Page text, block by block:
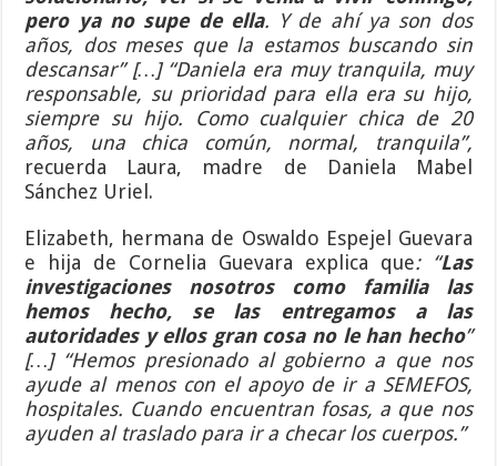
pero ya no supe de ella. Y de ahí ya son dos
años, dos meses que la estamos buscando sin
descansar” […] “Daniela era muy tranquila, muy
responsable, su prioridad para ella era su hijo,
siempre su hijo. Como cualquier chica de 20
años, una chica común, normal, tranquila”,
recuerda Laura, madre de Daniela Mabel
Sánchez Uriel.
Elizabeth, hermana de Oswaldo Espejel Guevara
e hija de Cornelia Guevara explica que: “Las
investigaciones nosotros como familia las
hemos hecho, se las entregamos a las
autoridades y ellos gran cosa no le han hecho”
[…] “Hemos presionado al gobierno a que nos
ayude al menos con el apoyo de ir a SEMEFOS,
hospitales. Cuando encuentran fosas, a que nos
ayuden al traslado para ir a checar los cuerpos.”